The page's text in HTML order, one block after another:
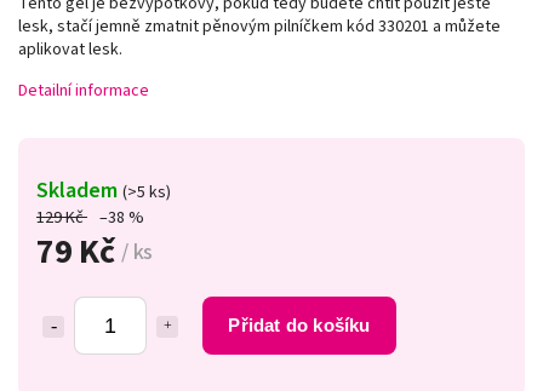
129 Kč –38 %
79 Kč/ ks
Přidat do košíku
Skladem (>5 ks)
lesk, stačí jemně zmatnit pěnovým pilníčkem kód 330201 a můžete
aplikovat lesk.
Detailní informace